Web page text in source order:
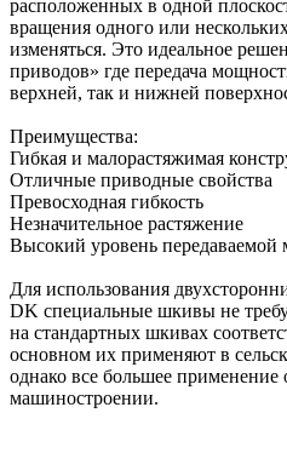
расположенных в одной
вращения одного или
изменяться. Это идеальное
приводов» где передача
верхней, так и нижней
Преимущества:
Гибкая и малорастяжимая
Отличные приводные свойства
Превосходная гибкость
Незначительное растяжение
Высокий уровень передаваемой
Для использования
DK специальные шкивы не
на стандартных шкивах
основном их применяют в
однако все большее
машиностроении.